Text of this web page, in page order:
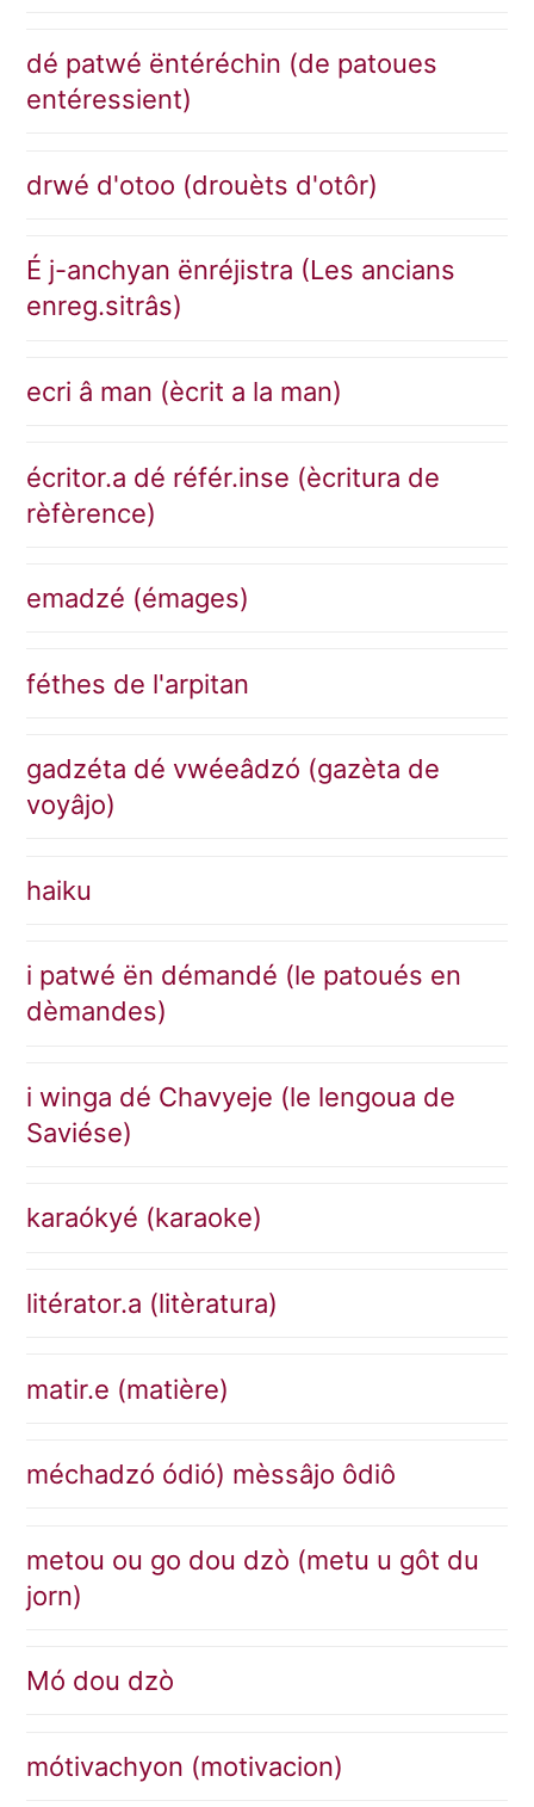
dé patwé ëntéréchin (de patoues
entéressient)
drwé d'otoo (drouèts d'otôr)
É j-anchyan ënréjistra (Les ancians
enreg.sitrâs)
ecri â man (ècrit a la man)
écritor.a dé référ.inse (ècritura de
rèfèrence)
emadzé (émages)
féthes de l'arpitan
gadzéta dé vwéeâdzó (gazèta de
voyâjo)
haiku
i patwé ën démandé (le patoués en
dèmandes)
i winga dé Chavyeje (le lengoua de
Saviése)
karaókyé (karaoke)
litérator.a (litèratura)
matir.e (matière)
méchadzó ódió) mèssâjo ôdiô
metou ou go dou dzò (metu u gôt du
jorn)
Mó dou dzò
mótivachyon (motivacion)